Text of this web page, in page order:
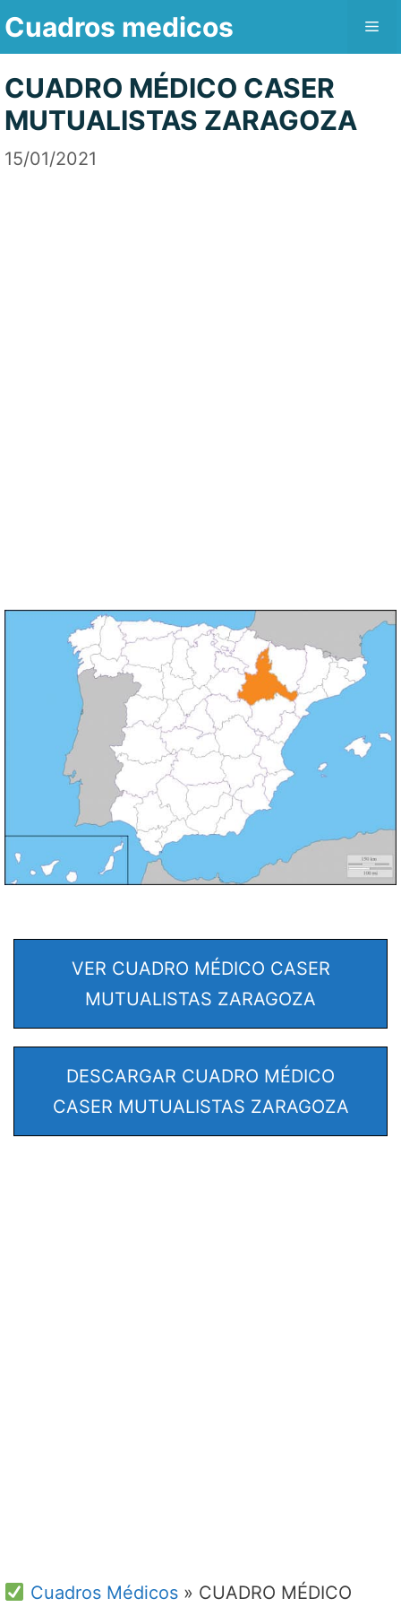
Saltar
contenido
Cuadros medicos
CUADRO MÉDICO CASER
MUTUALISTAS ZARAGOZA
15/01/2021
VER CUADRO MÉDICO CASER
MUTUALISTAS ZARAGOZA
DESCARGAR CUADRO MÉDICO
CASER MUTUALISTAS ZARAGOZA
Cuadros Médicos» CUADRO MÉDICO